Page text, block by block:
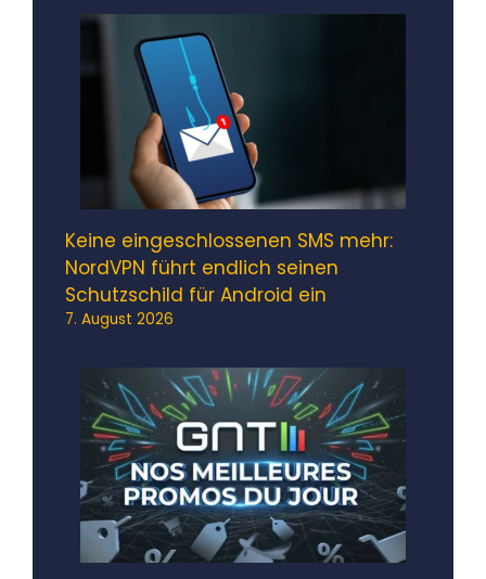
Keine eingeschlossenen SMS mehr:
NordVPN führt endlich seinen
Schutzschild für Android ein
7. August 2026